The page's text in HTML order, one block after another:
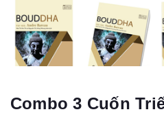
Combo 3 Cuốn